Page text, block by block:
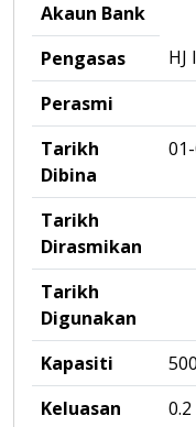
Akaun Bank
Pengasas
HJ
Perasmi
Tarikh
Dibina
Tarikh
Dirasmikan
Tarikh
Digunakan
Kapasiti
Keluasan